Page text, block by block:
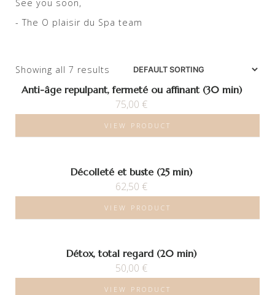
See you soon,
- The O plaisir du Spa team
Showing all 7 results
Anti-âge repulpant, fermeté ou affinant (30 min)
75,00 €
VIEW PRODUCT
Décolleté et buste (25 min)
62,50 €
VIEW PRODUCT
Détox, total regard (20 min)
50,00 €
VIEW PRODUCT